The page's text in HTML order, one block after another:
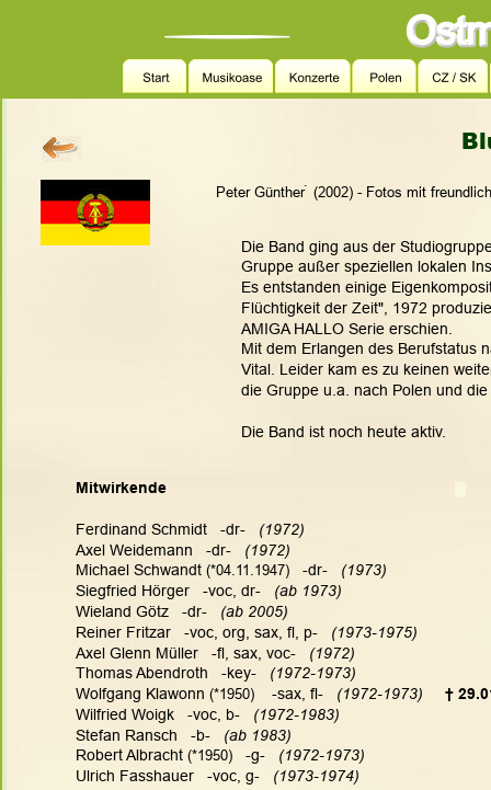
Peter Günther  (2002) - Fotos mit
.
Die Band ging aus der
Gruppe außer speziellen lokalen
Es entstanden einige
Flüchtigkeit der Zeit", 1972
AMIGA HALLO Serie erschien.
Mit dem Erlangen des Berufstatus
Vital. Leider kam es zu keinen
die Gruppe u.a. nach Polen und die
Die Band ist noch heute aktiv.
Mitwirkende
Ferdinand Schmidt   -dr- (1972)
Axel Weidemann   -dr- (1972)
Michael Schwandt (*04.11.1947)
   -dr-
(1973)
Siegfried Hörger   -voc, dr- (ab 1973)
Wieland Götz   -dr-
(ab 2005)
Reiner Fritzar   -voc, org, sax, fl, p- (1973-1975)
Axel Glenn Müller   -fl, sax, voc- (1972)
Thomas Abendroth   -key- (1972-1973)
Wolfgang Klawonn (*1950)
    -sax, fl-
(1972-1973)
†
Wilfried Woigk   -voc, b- (1972-1983)
Stefan Ransch   -b-
(ab 1983)
Robert Albracht (*1950)
   -g-
(1972-1973)
Ulrich Fasshauer   -voc, g- (1973-1974)